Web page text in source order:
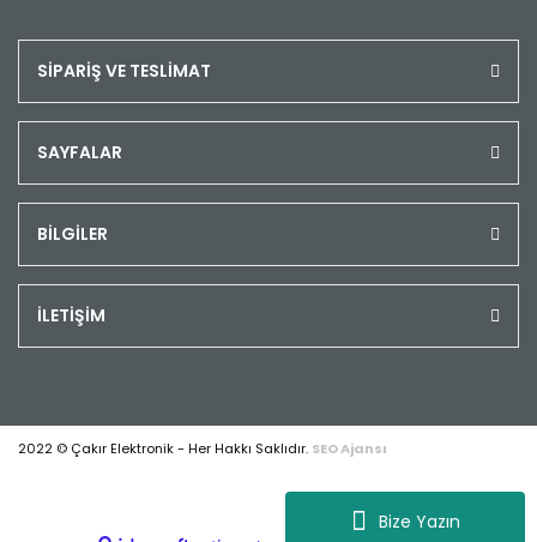
Bize Yazın
SİPARİŞ VE TESLİMAT
SAYFALAR
BİLGİLER
İLETİŞİM
2022 © Çakır Elektronik - Her Hakkı Saklıdır. SEO Ajansı